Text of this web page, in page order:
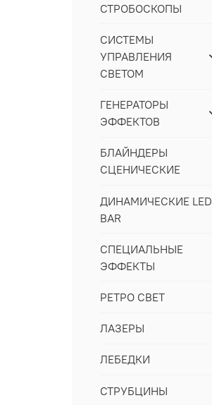
СТРОБОСКОПЫ
СИСТЕМЫ
УПРАВЛЕНИЯ
СВЕТОМ
ГЕНЕРАТОРЫ
ЭФФЕКТОВ
БЛАЙНДЕРЫ
СЦЕНИЧЕСКИЕ
ДИНАМИЧЕСКИЕ LED
BAR
СПЕЦИАЛЬНЫЕ
ЭФФЕКТЫ
РЕТРО СВЕТ
ЛАЗЕРЫ
ЛЕБЕДКИ
СТРУБЦИНЫ